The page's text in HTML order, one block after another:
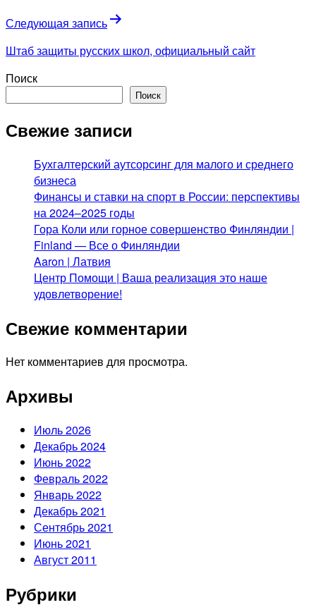
Следующая запись
Штаб защиты русских школ, официальный сайт
Поиск
Поиск
Свежие записи
Бухгалтерский аутсорсинг для малого и среднего
бизнеса
Финансы и ставки на спорт в России: перспективы
на 2024–2025 годы
Гора Коли или горное совершенство Финляндии |
Finland — Все о Финляндии
Aaron | Латвия
Центр Помощи | Ваша реализация это наше
удовлетворение!
Свежие комментарии
Нет комментариев для просмотра.
Архивы
Июль 2026
Декабрь 2024
Июнь 2022
Февраль 2022
Январь 2022
Декабрь 2021
Сентябрь 2021
Июнь 2021
Август 2011
Рубрики